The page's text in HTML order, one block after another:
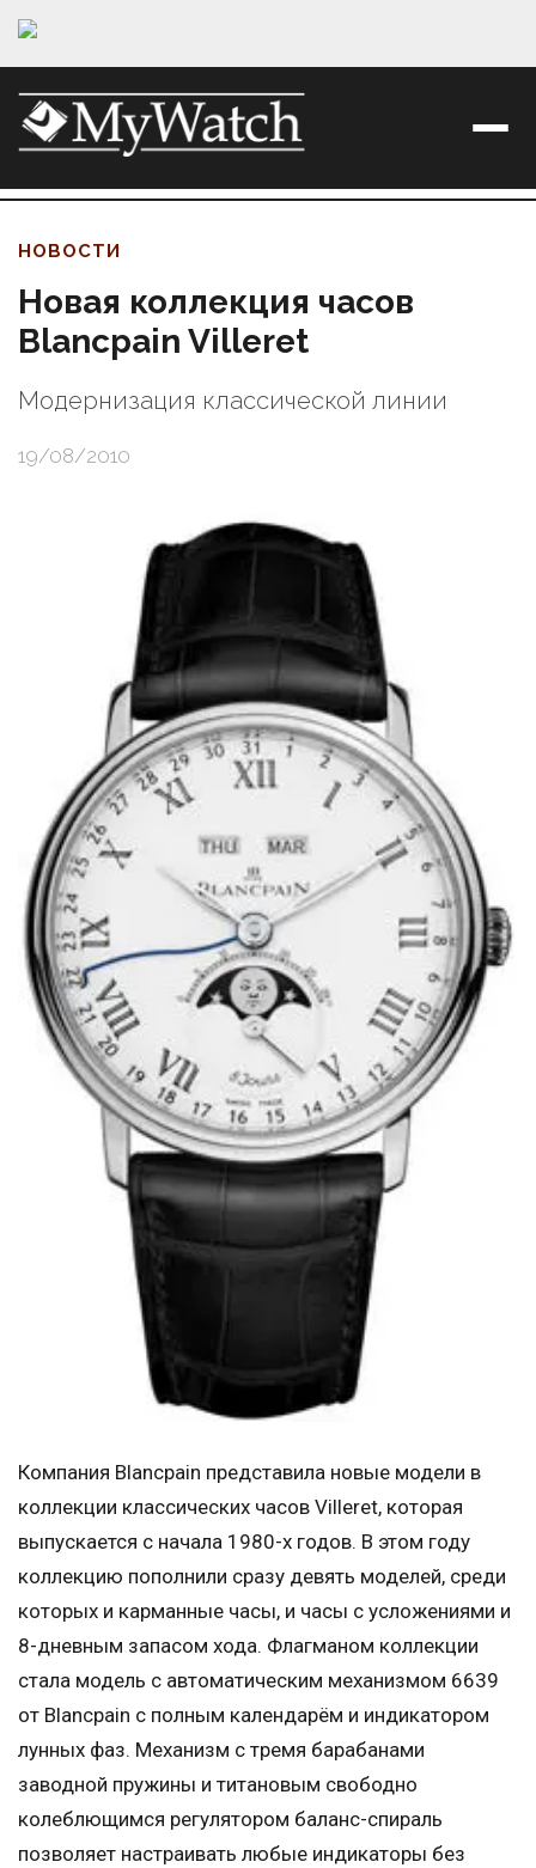
НОВОСТИ
Новая коллекция часов
Blancpain Villeret
Модернизация классической линии
19/08/2010
Компания Blancpain представила новые модели в
коллекции классических часов Villeret, которая
выпускается с начала 1980-х годов. В этом году
коллекцию пополнили сразу девять моделей, среди
которых и карманные часы, и часы с усложениями и
8-дневным запасом хода. Флагманом коллекции
стала модель с автоматическим механизмом 6639
от Blancpain с полным календарём и индикатором
лунных фаз. Механизм с тремя барабанами
заводной пружины и титановым свободно
колеблющимся регулятором баланс-спираль
позволяет настраивать любые индикаторы без